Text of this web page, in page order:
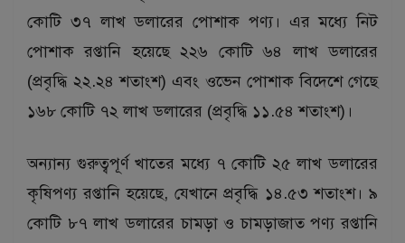
কোটি ৩৭ লাখ ডলারের পোশাক পণ্য। এর মধ্যে নিট
পোশাক রপ্তানি হয়েছে ২২৬ কোটি ৬৪ লাখ ডলারের
(প্রবৃদ্ধি ২২.২৪ শতাংশ) এবং ওভেন পোশাক বিদেশে গেছে
১৬৮ কোটি ৭২ লাখ ডলারের (প্রবৃদ্ধি ১১.৫৪ শতাংশ)।
অন্যান্য গুরুত্বপূর্ণ খাতের মধ্যে ৭ কোটি ২৫ লাখ ডলারের
কৃষিপণ্য রপ্তানি হয়েছে, যেখানে প্রবৃদ্ধি ১৪.৫৩ শতাংশ। ৯
কোটি ৮৭ লাখ ডলারের চামড়া ও চামড়াজাত পণ্য রপ্তানি